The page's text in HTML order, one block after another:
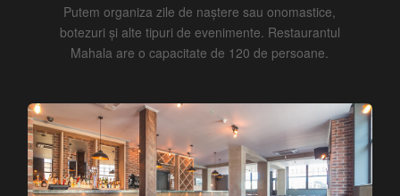
Putem organiza zile de naștere sau onomastice,
botezuri și alte tipuri de evenimente. Restaurantul
Mahala are o capacitate de 120 de persoane.